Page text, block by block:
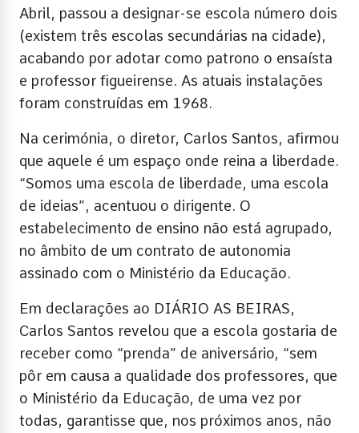
Abril, passou a designar-se escola número dois
(existem três escolas secundárias na cidade),
acabando por adotar como patrono o ensaísta
e professor figueirense. As atuais instalações
foram construídas em 1968.
Na cerimónia, o diretor, Carlos Santos, afirmou
que aquele é um espaço onde reina a liberdade.
“Somos uma escola de liberdade, uma escola
de ideias”, acentuou o dirigente. O
estabelecimento de ensino não está agrupado,
no âmbito de um contrato de autonomia
assinado com o Ministério da Educação.
Em declarações ao DIÁRIO AS BEIRAS,
Carlos Santos revelou que a escola gostaria de
receber como “prenda” de aniversário, “sem
pôr em causa a qualidade dos professores, que
o Ministério da Educação, de uma vez por
todas, garantisse que, nos próximos anos, não